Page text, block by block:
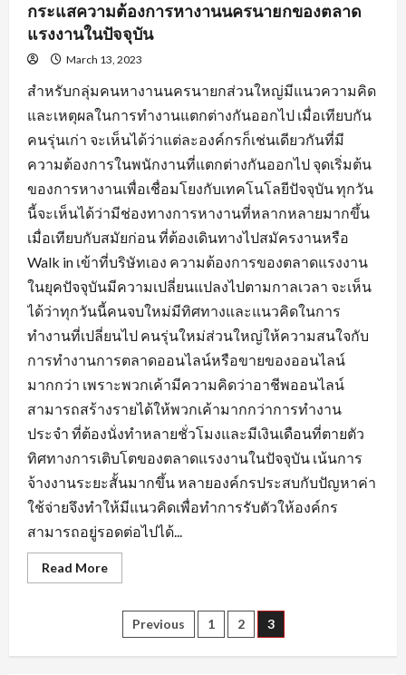
กระแสความต้องการหางานนครนายกของตลาด
แรงงานในปัจจุบัน
March 13, 2023
สำหรับกลุ่มคนหางานนครนายกส่วนใหญ่มีแนวความคิด
และเหตุผลในการทำงานแตกต่างกันออกไป เมื่อเทียบกัน
คนรุ่นเก่า จะเห็นได้ว่าแต่ละองค์กรก็เช่นเดียวกันที่มี
ความต้องการในพนักงานที่แตกต่างกันออกไป จุดเริ่มต้น
ของการหางานเพื่อเชื่อมโยงกับเทคโนโลยีปัจจุบัน ทุกวัน
นี้จะเห็นได้ว่ามีช่องทางการหางานที่หลากหลายมากขึ้น
เมื่อเทียบกับสมัยก่อน ที่ต้องเดินทางไปสมัครงานหรือ
Walk in เข้าที่บริษัทเอง ความต้องการของตลาดแรงงาน
ในยุคปัจจุบันมีความเปลี่ยนแปลงไปตามกาลเวลา จะเห็น
ได้ว่าทุกวันนี้คนจบใหม่มีทิศทางและแนวคิดในการ
ทำงานที่เปลี่ยนไป คนรุ่นใหม่ส่วนใหญ่ให้ความสนใจกับ
การทำงานการตลาดออนไลน์หรือขายของออนไลน์
มากกว่า เพราะพวกเค้ามีความคิดว่าอาชีพออนไลน์
สามารถสร้างรายได้ให้พวกเค้ามากกว่าการทำงาน
ประจำ ที่ต้องนั่งทำหลายชั่วโมงและมีเงินเดือนที่ตายตัว
ทิศทางการเติบโตของตลาดแรงงานในปัจจุบัน เน้นการ
จ้างงานระยะสั้นมากขึ้น หลายองค์กรประสบกับปัญหาค่า
ใช้จ่ายจึงทำให้มีแนวคิดเพื่อทำการรับตัวให้องค์กร
สามารถอยู่รอดต่อไปได้...
Read MoreRead
more
ความ
ต้องการ
งาน
Posts
pagination
Previous 1 2 3